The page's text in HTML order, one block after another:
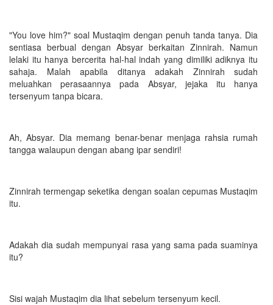
"You love him?" soal Mustaqim dengan penuh tanda tanya. Dia
sentiasa berbual dengan Absyar berkaitan Zinnirah. Namun
lelaki itu hanya bercerita hal-hal indah yang dimiliki adiknya itu
sahaja. Malah apabila ditanya adakah Zinnirah sudah
meluahkan perasaannya pada Absyar, jejaka itu hanya
tersenyum tanpa bicara.
Ah, Absyar. Dia memang benar-benar menjaga rahsia rumah
tangga walaupun dengan abang ipar sendiri!
Zinnirah termengap seketika dengan soalan cepumas Mustaqim
itu.
Adakah dia sudah mempunyai rasa yang sama pada suaminya
itu?
Sisi wajah Mustaqim dia lihat sebelum tersenyum kecil.